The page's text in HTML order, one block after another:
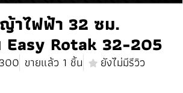
าไฟฟ้า 32 ซม.
Easy Rotak 32-205
ขายแล้ว 1 ชิ้น ยังไม่มีรีวิว